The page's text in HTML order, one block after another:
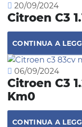
20/09/2024
Citroen C3
CONTINUA A
06/09/2024
Citroen C3
Km0
CONTINUA A